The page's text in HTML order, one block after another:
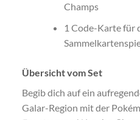
Champs
1 Code-Karte für
Übersicht vom Set
Begib dich auf ein
Galar-Region mit der